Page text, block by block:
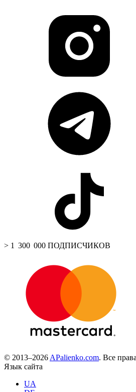
> 1 300 000 ПОДПИСЧИКОВ
© 2013–2026 APalienko.com. Все
Язык сайта
UA